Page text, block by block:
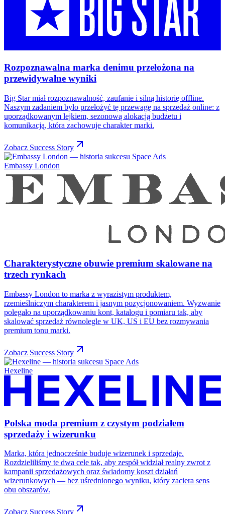
Rozpoznawalna marka denimu przełożona na
przewidywalne wyniki
Big Star miał rozpoznawalność, zaufanie i silną historię offline.
Naszym zadaniem było przełożyć tę przewagę na sprzedaż online: z
uporządkowanym lejkiem, sezonową alokacją budżetu i
komunikacją, która zachowuje charakter marki.
Zobacz Success Story
Embassy London
Charakterystyczne obuwie premium skalowane na
trzech rynkach
Embassy London to marka z wyrazistym produktem,
rzemieślniczym charakterem i jasnym pozycjonowaniem. Wyzwanie
polegało na uporządkowaniu kont, katalogu i pomiaru tak, aby
skalować sprzedaż równolegle w UK, US i EU bez rozmywania
premium tonu marki.
Zobacz Success Story
Hexeline
Polska moda premium z czystym podziałem
sprzedaży i wizerunku
Marka, która jednocześnie buduje wizerunek i sprzedaje.
Rozdzieliliśmy te dwa cele tak, aby zespół widział realny zwrot z
kampanii sprzedażowych oraz świadomy koszt działań
wizerunkowych — bez uśrednionego wyniku, który zaciera sens
obu obszarów.
Zobacz Success Story